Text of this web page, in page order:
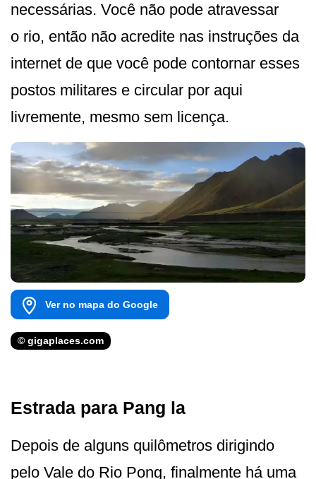
necessárias. Você não pode atravessar
o rio, então não acredite nas instruções da
internet de que você pode contornar esses
postos militares e circular por aqui
livremente, mesmo sem licença.
Ver no mapa do Google
© gigaplaces.com
Estrada para Pang la
Depois de alguns quilômetros dirigindo
pelo Vale do Rio Pong, finalmente há uma